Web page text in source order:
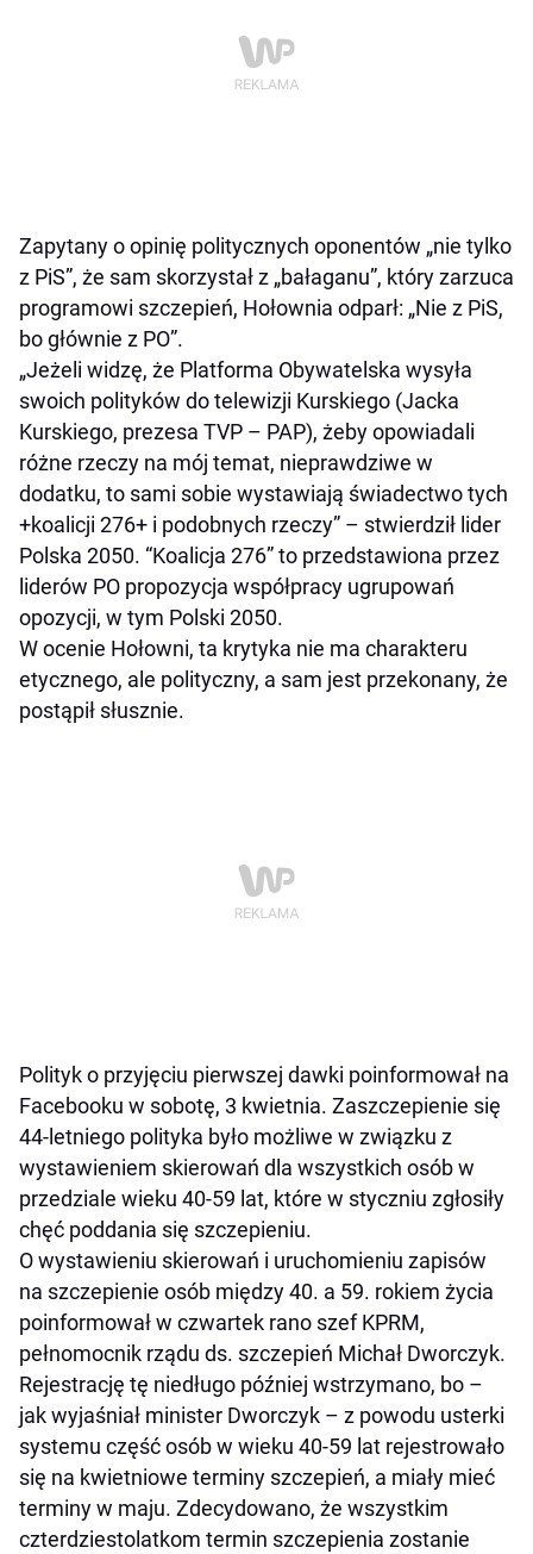
Zapytany o opinię politycznych oponentów „nie tylko
z PiS”, że sam skorzystał z „bałaganu”, który zarzuca
programowi szczepień, Hołownia odparł: „Nie z PiS,
bo głównie z PO”.
„Jeżeli widzę, że Platforma Obywatelska wysyła
swoich polityków do telewizji Kurskiego (Jacka
Kurskiego, prezesa TVP – PAP), żeby opowiadali
różne rzeczy na mój temat, nieprawdziwe w
dodatku, to sami sobie wystawiają świadectwo tych
+koalicji 276+ i podobnych rzeczy” – stwierdził lider
Polska 2050. “Koalicja 276” to przedstawiona przez
liderów PO propozycja współpracy ugrupowań
opozycji, w tym Polski 2050.
W ocenie Hołowni, ta krytyka nie ma charakteru
etycznego, ale polityczny, a sam jest przekonany, że
postąpił słusznie.
Polityk o przyjęciu pierwszej dawki poinformował na
Facebooku w sobotę, 3 kwietnia. Zaszczepienie się
44-letniego polityka było możliwe w związku z
wystawieniem skierowań dla wszystkich osób w
przedziale wieku 40-59 lat, które w styczniu zgłosiły
chęć poddania się szczepieniu.
O wystawieniu skierowań i uruchomieniu zapisów
na szczepienie osób między 40. a 59. rokiem życia
poinformował w czwartek rano szef KPRM,
pełnomocnik rządu ds. szczepień Michał Dworczyk.
Rejestrację tę niedługo później wstrzymano, bo –
jak wyjaśniał minister Dworczyk – z powodu usterki
systemu część osób w wieku 40-59 lat rejestrowało
się na kwietniowe terminy szczepień, a miały mieć
terminy w maju. Zdecydowano, że wszystkim
czterdziestolatkom termin szczepienia zostanie